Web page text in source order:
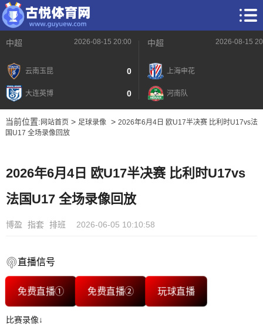
中超 2026-08-15 20:00
云南玉昆 0
大连英博 0
中超 2026-08-15
上海申花
河南队
当前位置: 网站首页> 足球录像 > 2026年6月4日 欧U17半决赛 比利时U17vs法
国U17 全场录像回放
2026年6月4日 欧U17半决赛 比利时U17vs
法国U17 全场录像回放
博盈 指套 排班 2026-06-05 10:10:58
直播信号
免费直播① 免费直播② 玩球直播
比赛录像↓